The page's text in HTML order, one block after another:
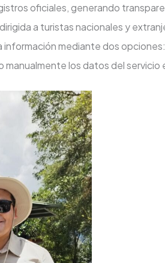
oficiales, generando
a turistas nacionales y
información mediante dos
los datos del servicio